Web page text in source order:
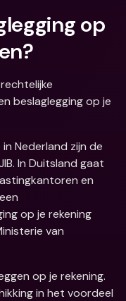
op
beslaglegging op je
Nederland zijn de
In Duitsland gaat
en
op je rekening
van
op je rekening.
in het voordeel